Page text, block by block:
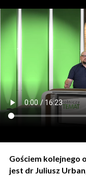
Gościem kolejnego
jest dr Juliusz